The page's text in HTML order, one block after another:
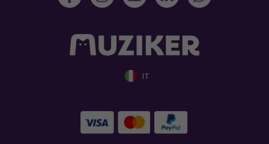
IT